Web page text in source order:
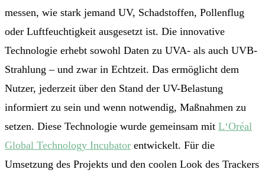
messen, wie stark jemand UV, Schadstoffen, Pollenflug
oder Luftfeuchtigkeit ausgesetzt ist. Die innovative
Technologie erhebt sowohl Daten zu UVA- als auch UVB-
Strahlung – und zwar in Echtzeit. Das ermöglicht dem
Nutzer, jederzeit über den Stand der UV-Belastung
informiert zu sein und wenn notwendig, Maßnahmen zu
setzen. Diese Technologie wurde gemeinsam mit L‘Oréal
Global Technology Incubator entwickelt. Für die
Umsetzung des Projekts und den coolen Look des Trackers